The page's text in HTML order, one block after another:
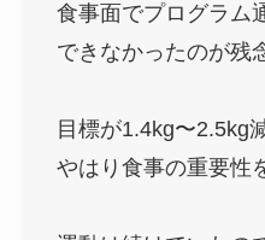
食事面でプログラム
できなかったのが残
目標が1.4kg〜2.5kg
やはり食事の重要性